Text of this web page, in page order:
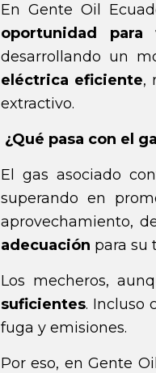
En Gente Oil
oportunidad
desarrollando un
eléctrica eficiente,
extractivo.
¿Qué pasa con el
El gas asociado
superando en
aprovechamiento,
adecuación para su
Los mecheros,
suficientes. Incluso
fuga y emisiones.
Por eso, en Gente